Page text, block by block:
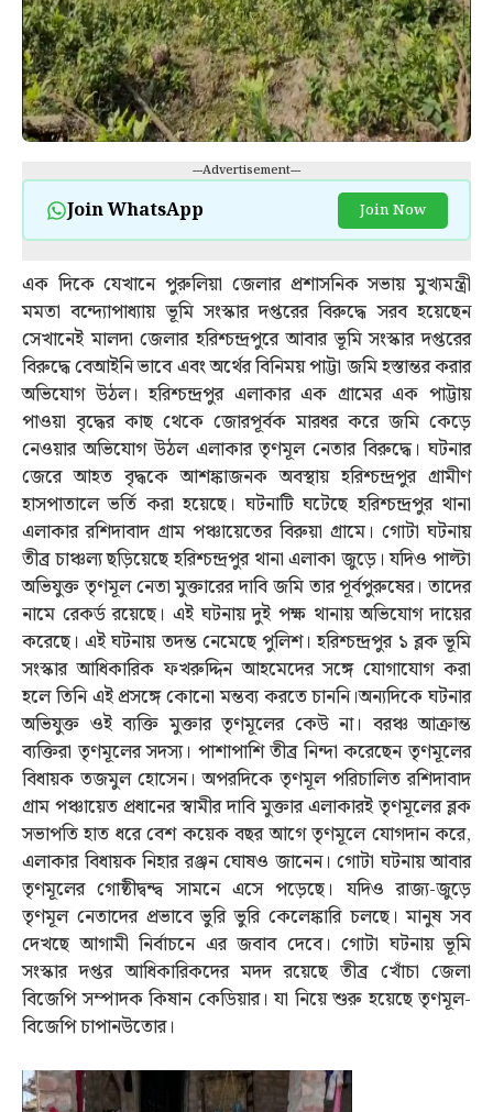
---Advertisement---
Join WhatsApp Join Now
এক দিকে যেখানে পুরুলিয়া জেলার প্রশাসনিক সভায় মুখ্যমন্ত্রী
মমতা বন্দ্যোপাধ্যায় ভূমি সংস্কার দপ্তরের বিরুদ্ধে সরব হয়েছেন
সেখানেই মালদা জেলার হরিশ্চন্দ্রপুরে আবার ভূমি সংস্কার দপ্তরের
বিরুদ্ধে বেআইনি ভাবে এবং অর্থের বিনিময় পাট্টা জমি হস্তান্তর করার
অভিযোগ উঠল। হরিশ্চন্দ্রপুর এলাকার এক গ্রামের এক পাট্টায়
পাওয়া বৃদ্ধের কাছ থেকে জোরপূর্বক মারধর করে জমি কেড়ে
নেওয়ার অভিযোগ উঠল এলাকার তৃণমূল নেতার বিরুদ্ধে। ঘটনার
জেরে আহত বৃদ্ধকে আশঙ্কাজনক অবস্থায় হরিশ্চন্দ্রপুর গ্রামীণ
হাসপাতালে ভর্তি করা হয়েছে। ঘটনাটি ঘটেছে হরিশ্চন্দ্রপুর থানা
এলাকার রশিদাবাদ গ্রাম পঞ্চায়েতের বিরুয়া গ্রামে। গোটা ঘটনায়
তীব্র চাঞ্চল্য ছড়িয়েছে হরিশ্চন্দ্রপুর থানা এলাকা জুড়ে। যদিও পাল্টা
অভিযুক্ত তৃণমূল নেতা মুক্তারের দাবি জমি তার পূর্বপুরুষের। তাদের
নামে রেকর্ড রয়েছে। এই ঘটনায় দুই পক্ষ থানায় অভিযোগ দায়ের
করেছে। এই ঘটনায় তদন্ত নেমেছে পুলিশ। হরিশ্চন্দ্রপুর ১ ব্লক ভূমি
সংস্কার আধিকারিক ফখরুদ্দিন আহমেদের সঙ্গে যোগাযোগ করা
হলে তিনি এই প্রসঙ্গে কোনো মন্তব্য করতে চাননি।অন্যদিকে ঘটনার
অভিযুক্ত ওই ব্যক্তি মুক্তার তৃণমূলের কেউ না। বরঞ্চ আক্রান্ত
ব্যক্তিরা তৃণমূলের সদস্য। পাশাপাশি তীব্র নিন্দা করেছেন তৃণমূলের
বিধায়ক তজমুল হোসেন। অপরদিকে তৃণমূল পরিচালিত রশিদাবাদ
গ্রাম পঞ্চায়েত প্রধানের স্বামীর দাবি মুক্তার এলাকারই তৃণমূলের ব্লক
সভাপতি হাত ধরে বেশ কয়েক বছর আগে তৃণমূলে যোগদান করে,
এলাকার বিধায়ক নিহার রঞ্জন ঘোষও জানেন। গোটা ঘটনায় আবার
তৃণমূলের গোষ্ঠীদ্বন্দ্ব সামনে এসে পড়েছে। যদিও রাজ্য-জুড়ে
তৃণমূল নেতাদের প্রভাবে ভুরি ভুরি কেলেঙ্কারি চলছে। মানুষ সব
দেখছে আগামী নির্বাচনে এর জবাব দেবে। গোটা ঘটনায় ভূমি
সংস্কার দপ্তর আধিকারিকদের মদদ রয়েছে তীব্র খোঁচা জেলা
বিজেপি সম্পাদক কিষান কেডিয়ার। যা নিয়ে শুরু হয়েছে তৃণমূল-
বিজেপি চাপানউতোর।